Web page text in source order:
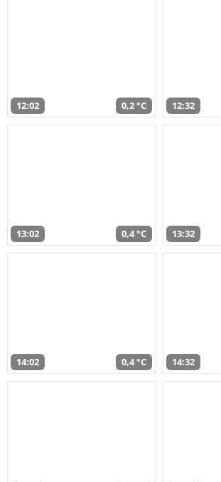
12:02 0,2 °C 12:32
13:02 0,4 °C 13:32
14:02 0,4 °C 14:32